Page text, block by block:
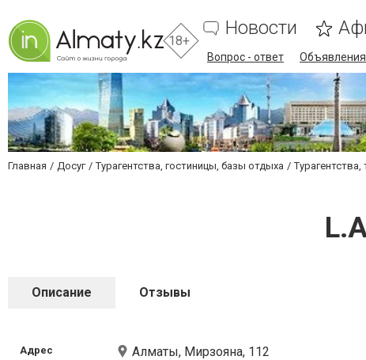
18+
Новости
Вопрос - ответ Объявления
Главная Досуг Турагентства, гостиницы, базы отдыха
Описание Отзывы
Адрес Алматы, Мирзояна, 112